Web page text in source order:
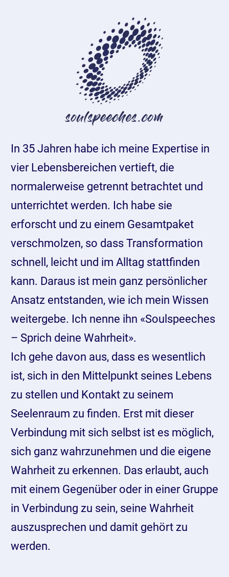
In 35 Jahren habe ich meine Expertise in
vier Lebensbereichen vertieft, die
normalerweise getrennt betrachtet und
unterrichtet werden. Ich habe sie
erforscht und zu einem Gesamtpaket
verschmolzen, so dass Transformation
schnell, leicht und im Alltag stattfinden
kann. Daraus ist mein ganz persönlicher
Ansatz entstanden, wie ich mein Wissen
weitergebe. Ich nenne ihn «Soulspeeches
– Sprich deine Wahrheit».
Ich gehe davon aus, dass es wesentlich
ist, sich in den Mittelpunkt seines Lebens
zu stellen und Kontakt zu seinem
Seelenraum zu finden. Erst mit dieser
Verbindung mit sich selbst ist es möglich,
sich ganz wahrzunehmen und die eigene
Wahrheit zu erkennen. Das erlaubt, auch
mit einem Gegenüber oder in einer Gruppe
in Verbindung zu sein, seine Wahrheit
auszusprechen und damit gehört zu
werden.